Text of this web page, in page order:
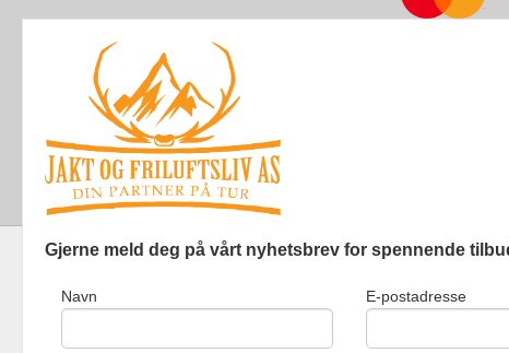
Gjerne meld deg på vårt nyhetsbrev for spennende
Navn E-postadresse